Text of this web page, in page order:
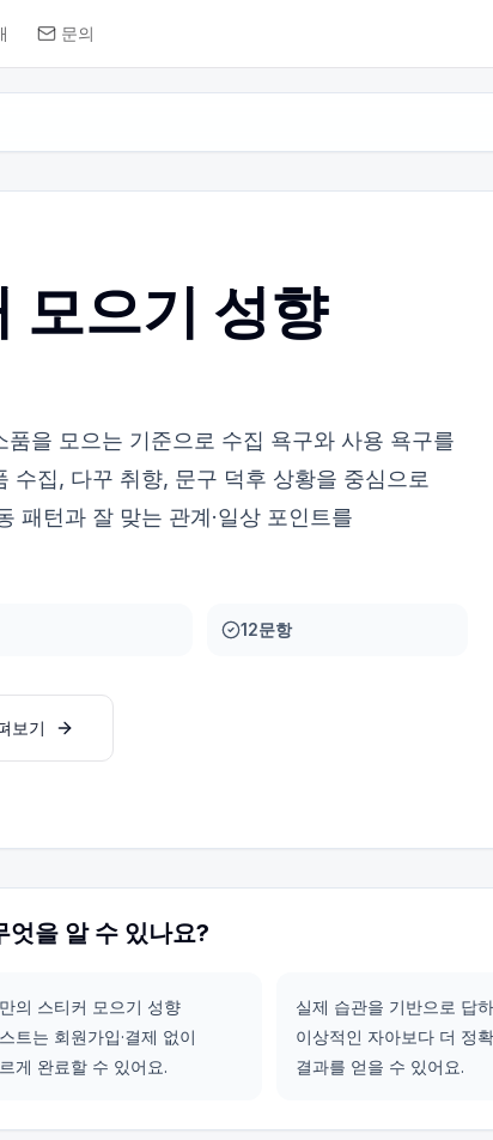
문의
모으기 성향
을 모으는 기준으로 수집 욕구와 사용 욕구를
수집, 다꾸 취향, 문구 덕후 상황을 중심으로
패턴과 잘 맞는 관계·일상 포인트를
12문항
보기
엇을 알 수 있나요?
의 스티커 모으기 성향
트는 회원가입·결제 없이
게 완료할 수 있어요.
실제 습관을 기반으로 답
이상적인 자아보다 더 정
결과를 얻을 수 있어요.